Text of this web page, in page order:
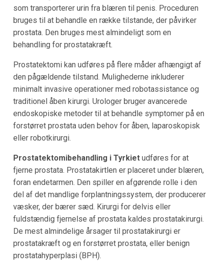
som transporterer urin fra blæren til penis. Proceduren
bruges til at behandle en række tilstande, der påvirker
prostata. Den bruges mest almindeligt som en
behandling for prostatakræft.
Prostatektomi kan udføres på flere måder afhængigt af
den pågældende tilstand. Mulighederne inkluderer
minimalt invasive operationer med robotassistance og
traditionel åben kirurgi. Urologer bruger avancerede
endoskopiske metoder til at behandle symptomer på en
forstørret prostata uden behov for åben, laparoskopisk
eller robotkirurgi.
Prostatektomibehandling i Tyrkietudføres for at
fjerne prostata. Prostatakirtlen er placeret under blæren,
foran endetarmen. Den spiller en afgørende rolle i den
del af det mandlige forplantningssystem, der producerer
væsker, der bærer sæd. Kirurgi for delvis eller
fuldstændig fjernelse af prostata kaldes prostatakirurgi.
De mest almindelige årsager til prostatakirurgi er
prostatakræft og en forstørret prostata, eller benign
prostatahyperplasi (BPH).